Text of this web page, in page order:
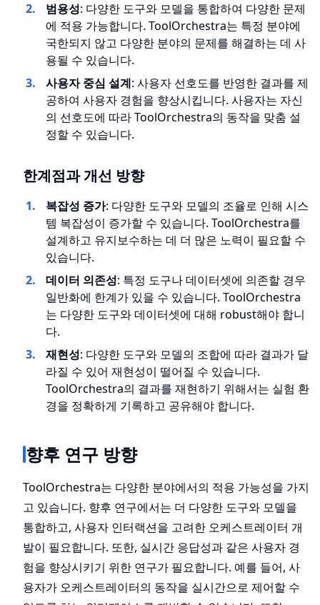
범용성: 다양한 도구와 모델을 통합하여 다양한 문제
에 적용 가능합니다. ToolOrchestra는 특정 분야에
국한되지 않고 다양한 분야의 문제를 해결하는 데 사
용될 수 있습니다.
사용자 중심 설계: 사용자 선호도를 반영한 결과를 제
공하여 사용자 경험을 향상시킵니다. 사용자는 자신
의 선호도에 따라 ToolOrchestra의 동작을 맞춤 설
정할 수 있습니다.
한계점과 개선 방향
복잡성 증가: 다양한 도구와 모델의 조율로 인해 시스
템 복잡성이 증가할 수 있습니다. ToolOrchestra를
설계하고 유지보수하는 데 더 많은 노력이 필요할 수
있습니다.
데이터 의존성: 특정 도구나 데이터셋에 의존할 경우
일반화에 한계가 있을 수 있습니다. ToolOrchestra
는 다양한 도구와 데이터셋에 대해 robust해야 합니
다.
재현성: 다양한 도구와 모델의 조합에 따라 결과가 달
라질 수 있어 재현성이 떨어질 수 있습니다.
ToolOrchestra의 결과를 재현하기 위해서는 실험 환
경을 정확하게 기록하고 공유해야 합니다.
향후 연구 방향
ToolOrchestra는 다양한 분야에서의 적용 가능성을 가지
고 있습니다. 향후 연구에서는 더 다양한 도구와 모델을
통합하고, 사용자 인터랙션을 고려한 오케스트레이터 개
발이 필요합니다. 또한, 실시간 응답성과 같은 사용자 경
험을 향상시키기 위한 연구가 필요합니다. 예를 들어, 사
용자가 오케스트레이터의 동작을 실시간으로 제어할 수